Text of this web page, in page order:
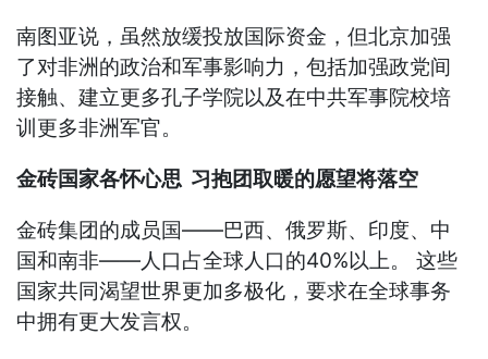
南图亚说，虽然放缓投放国际资金，但北京加强
了对非洲的政治和军事影响力，包括加强政党间
接触、建立更多孔子学院以及在中共军事院校培
训更多非洲军官。
金砖国家各怀心思 习抱团取暖的愿望将落空
金砖集团的成员国——巴西、俄罗斯、印度、中
国和南非——人口占全球人口的40%以上。 这些
国家共同渴望世界更加多极化，要求在全球事务
中拥有更大发言权。